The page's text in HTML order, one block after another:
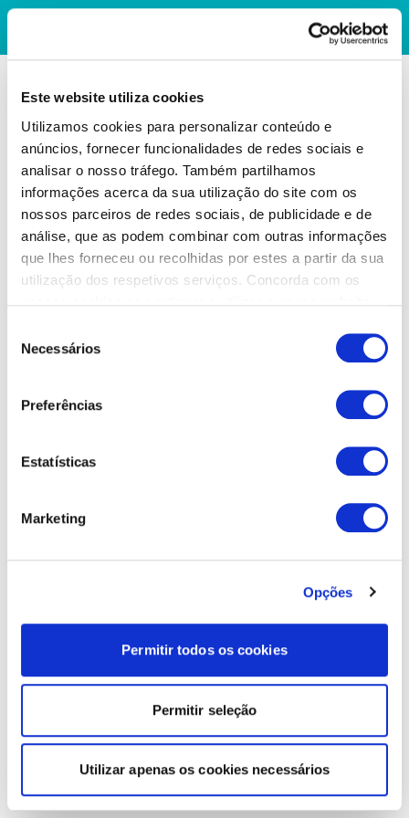
Este website utiliza cookies
Utilizamos cookies para personalizar conteúdo e
anúncios, fornecer funcionalidades de redes sociais e
analisar o nosso tráfego. Também partilhamos
informações acerca da sua utilização do site com os
nossos parceiros de redes sociais, de publicidade e de
análise, que as podem combinar com outras informações
que lhes forneceu ou recolhidas por estes a partir da sua
utilização dos respetivos serviços. Concorda com os
Necessários
Preferências
Estatísticas
Marketing
Opções
Permitir todos os cookies
Permitir seleção
Utilizar apenas os cookies necessários